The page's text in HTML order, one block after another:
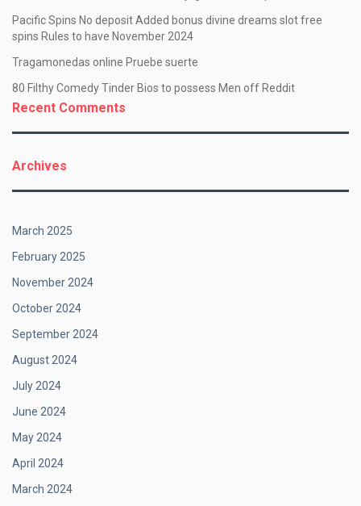
Pacific Spins No deposit Added bonus divine dreams slot free
spins Rules to have November 2024
Tragamonedas online Pruebe suerte
80 Filthy Comedy Tinder Bios to possess Men off Reddit
Recent Comments
Archives
March 2025
February 2025
November 2024
October 2024
September 2024
August 2024
July 2024
June 2024
May 2024
April 2024
March 2024